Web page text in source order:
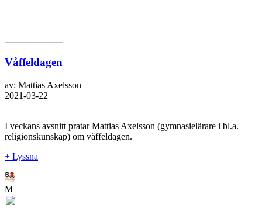
Våffeldagen
av: Mattias Axelsson
2021-03-22
I veckans avsnitt pratar Mattias Axelsson (gymnasielärare i bl.a.
religionskunskap) om våffeldagen.
+ Lyssna
M